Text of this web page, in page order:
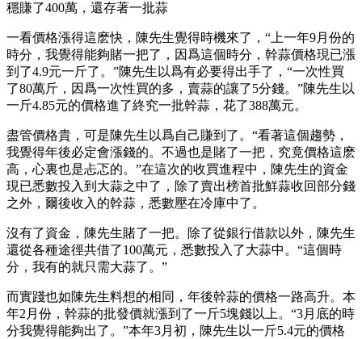
穩賺了400萬，還存著一批蒜
一看價格漲得這麽快，陳先生覺得時機來了，“上一年9月份的
時分，我覺得能夠賭一把了，因爲這個時分，幹蒜價格現已漲
到了4.9元一斤了。”陳先生以爲有必要得出手了，“一次性買
了80萬斤，因爲一次性買的多，賣蒜的讓了5分錢。”陳先生以
一斤4.85元的價格進了終究一批幹蒜，花了388萬元。
盡管價格貴，可是陳先生以爲自己賺到了。“看著這個趨勢，
我覺得年後必定會漲錢的。不過也是賭了一把，究竟價格這麽
高，心裏也是忐忑的。”在這次的收買進程中，陳先生的資金
現已悉數投入到大蒜之中了，除了賣出榜首批鮮蒜收回部分錢
之外，爾後收入的幹蒜，悉數壓在冷庫中了。
沒有了資金，陳先生賭了一把。除了從銀行借款以外，陳先生
還從各種途徑共借了100萬元，悉數投入了大蒜中。“這個時
分，我有的就只需大蒜了。”
而實踐也如陳先生料想的相同，年後幹蒜的價格一路高升。本
年2月份，幹蒜的批發價就漲到了一斤5塊錢以上。“3月底的時
分我覺得能夠出了。”本年3月初，陳先生以一斤5.4元的價格